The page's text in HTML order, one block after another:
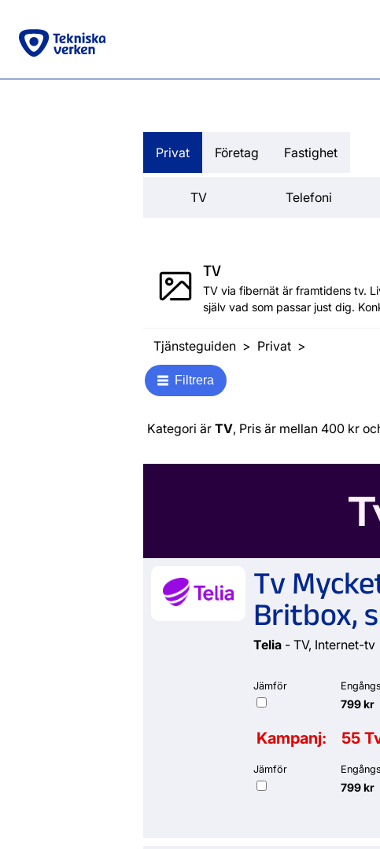
Privat Företag Fastighet
TV Telefoni
TV
TV via fibernät är framtidens tv.
själv vad som passar just dig.
Tjänsteguiden Privat
Filtrera
Kategori ärTV, Pris är mellan 400 kr
Tv
Britbox,
Telia - TV, Internet-tv
Jämför
799 kr
Kampanj: 55
Jämför
799 kr